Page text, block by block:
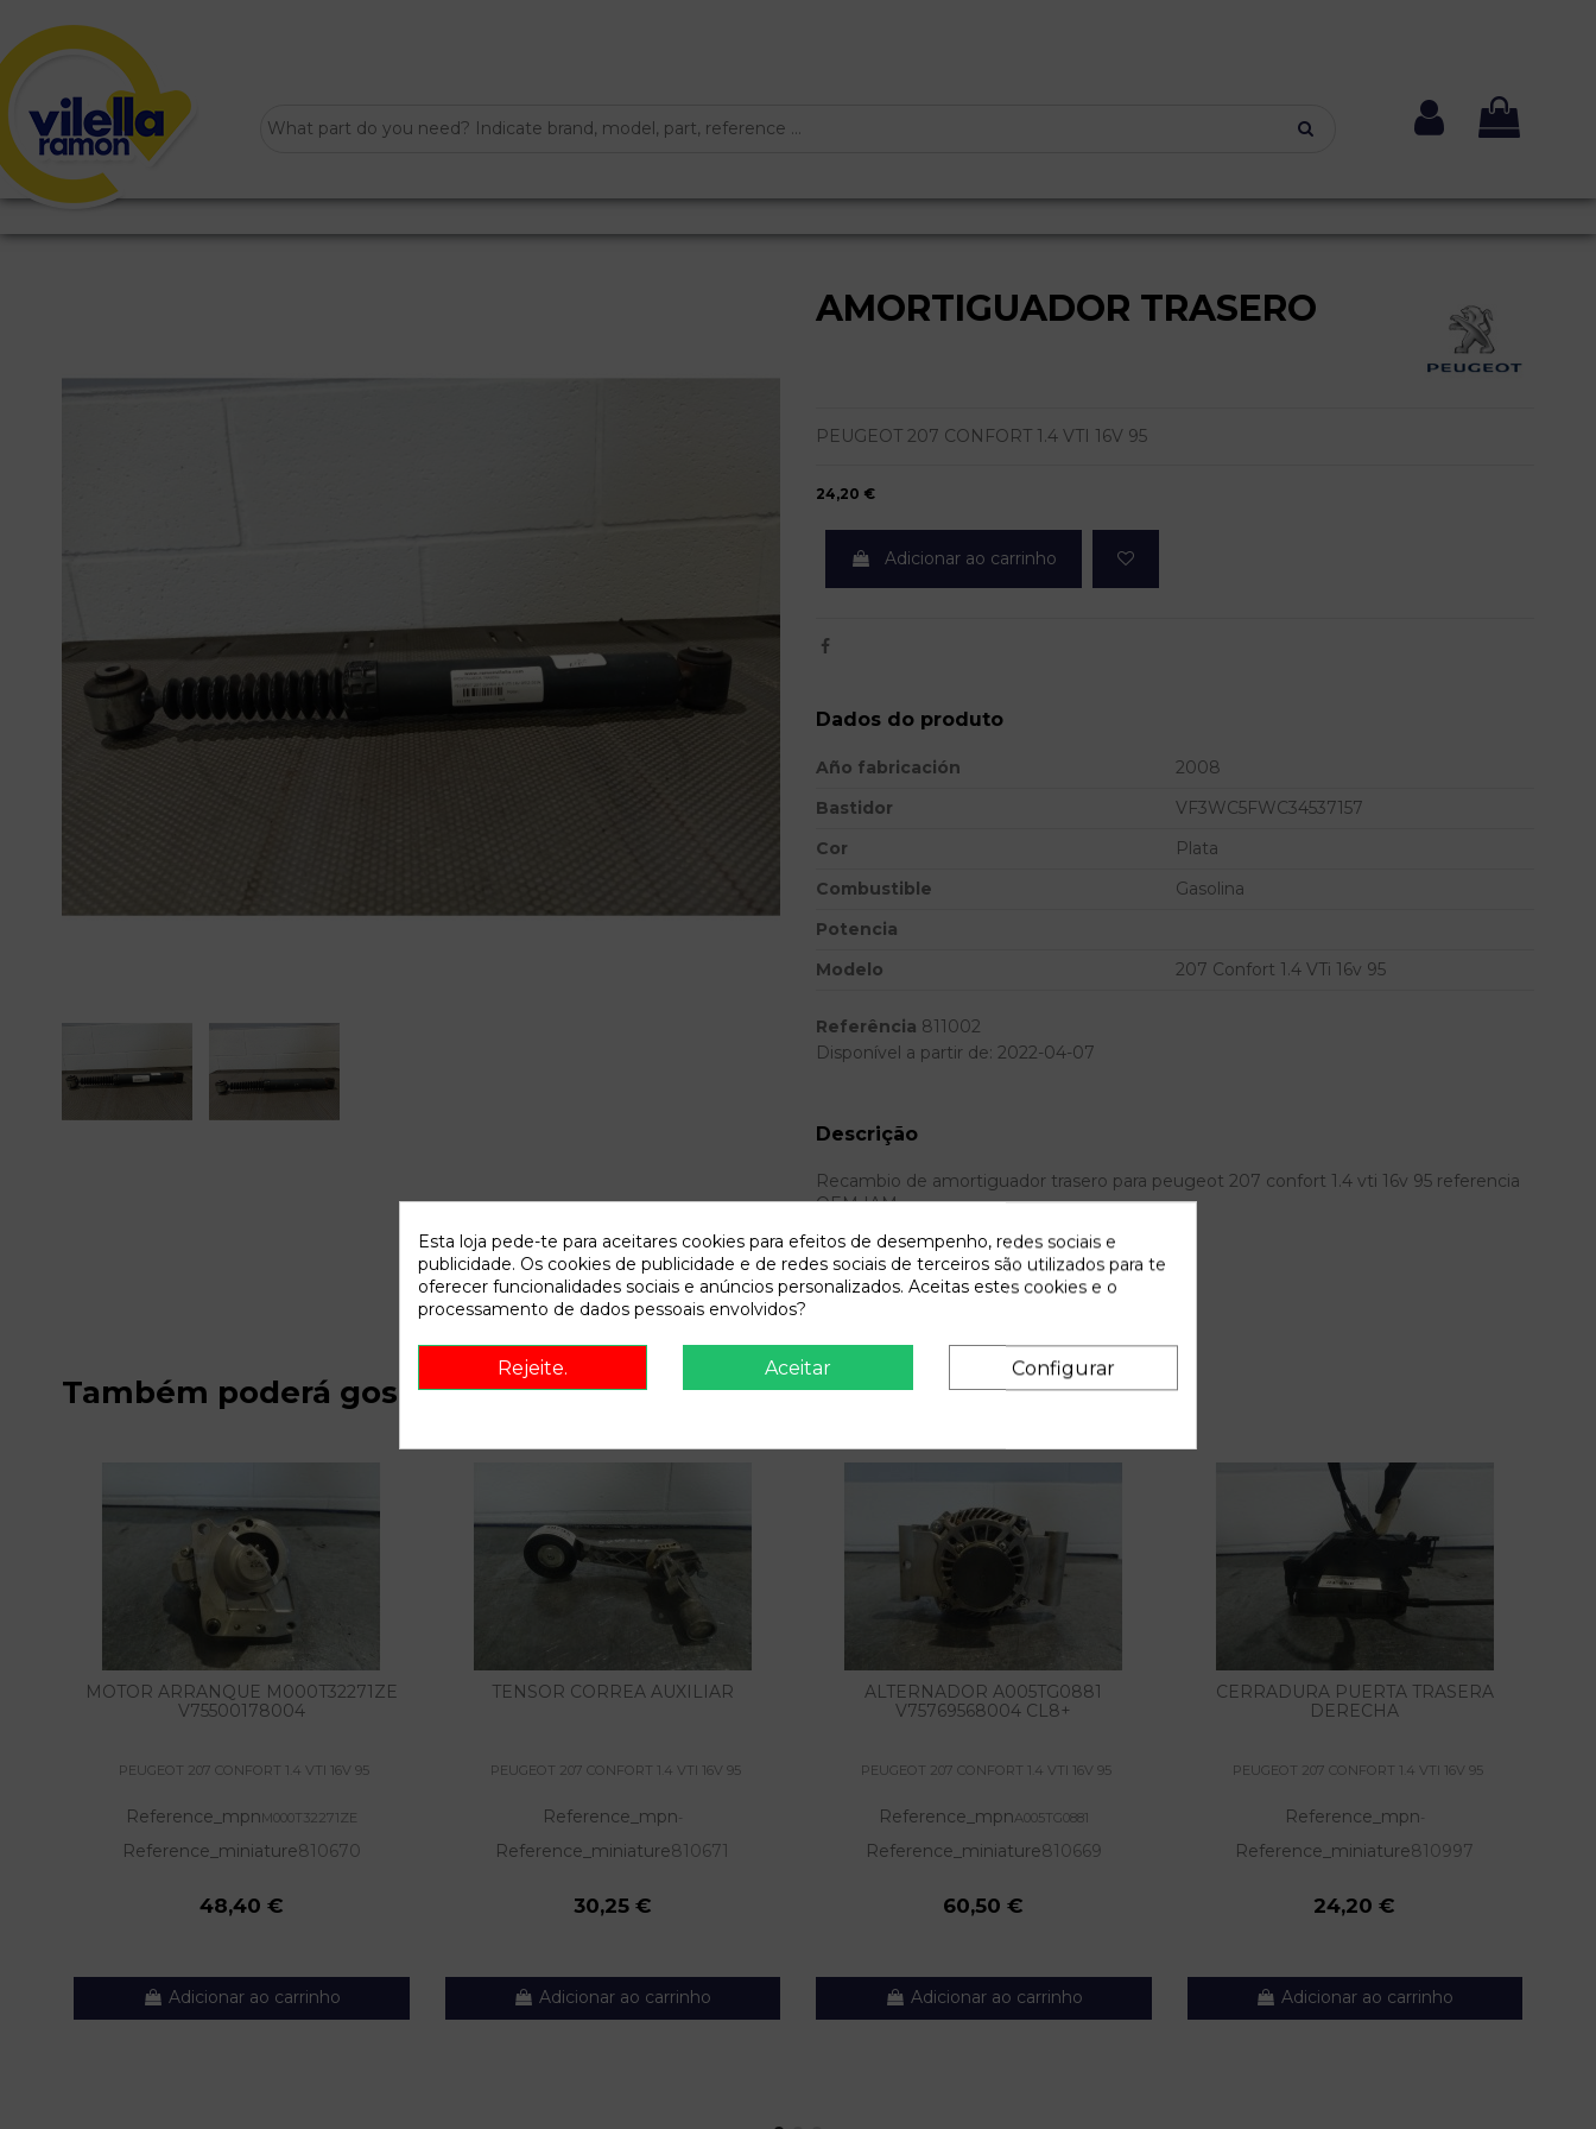
AMORTIGUADOR TRASERO
PEUGEOT 207 CONFORT 1.4 VTI 16V 95
24,20 €
Adicionar ao carrinho
Dados do produto
Año fabricación
2008
Bastidor
VF3WC5FWC34537157
Cor
Plata
Combustible
Gasolina
Potencia
Modelo
207 Confort 1.4 VTi 16v 95
Referência 811002
Disponível a partir de: 2022-04-07
Descrição
Recambio de amortiguador trasero para peugeot 207 confort 1.4 vti 16v 95 referencia
OEM IAM
Também poderá gostar
MOTOR ARRANQUE M000T32271ZE
V75500178004
PEUGEOT 207 CONFORT 1.4 VTI 16V 95
Reference_mpnM000T32271ZE
Reference_miniature810670
48,40 €
Adicionar ao carrinho
TENSOR CORREA AUXILIAR
PEUGEOT 207 CONFORT 1.4 VTI 16V 95
Reference_mpn-
Reference_miniature810671
30,25 €
Adicionar ao carrinho
ALTERNADOR A005TG0881
V75769568004 CL8+
PEUGEOT 207 CONFORT 1.4 VTI 16V 95
Reference_mpnA005TG0881
Reference_miniature810669
60,50 €
Adicionar ao carrinho
CERRADURA PUERTA TRASERA
DERECHA
PEUGEOT 207 CONFORT 1.4 VTI 16V 95
Reference_mpn-
Reference_miniature810997
24,20 €
Adicionar ao carrinho
Esta loja pede-te para aceitares cookies para efeitos de desempenho, redes sociais e
publicidade. Os cookies de publicidade e de redes sociais de terceiros são utilizados para te
oferecer funcionalidades sociais e anúncios personalizados. Aceitas estes cookies e o
processamento de dados pessoais envolvidos?
Rejeite. Aceitar Configurar